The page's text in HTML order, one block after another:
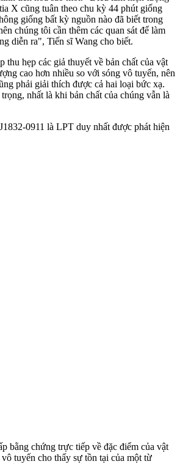
X cũng tuân theo chu kỳ 44 phút giống
giống bất kỳ nguồn nào đã biết trong
chúng tôi cần thêm các quan sát để làm
diễn ra", Tiến sĩ Wang cho biết.
thu hẹp các giả thuyết về bản chất của vật
cao hơn nhiều so với sóng vô tuyến, nên
phải giải thích được cả hai loại bức xạ.
nhất là khi bản chất của chúng vẫn là
0911 là LPT duy nhất được phát hiện
bằng chứng trực tiếp về đặc điểm của vật
tuyến cho thấy sự tồn tại của một từ